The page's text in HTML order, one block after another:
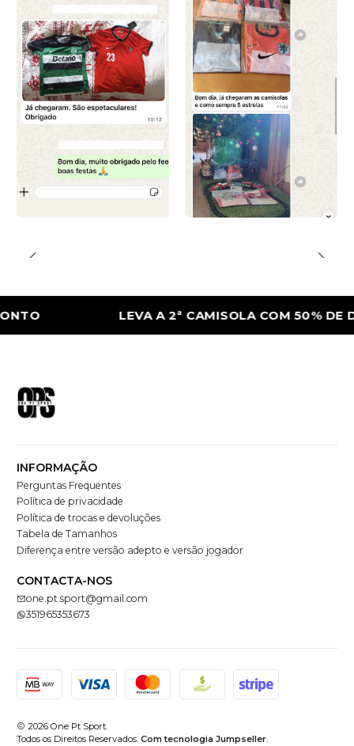
LEVA A 2ª CAMISOLA COM 50% DE
INFORMAÇÃO
Perguntas Frequentes
Política de privacidade
Política de trocas e devoluções
Tabela de Tamanhos
Diferença entre versão adepto e versão jogador
CONTACTA-NOS
one.pt.sport@gmail.com
351965353673
2026 One Pt Sport.
Todos os Direitos Reservados. Com tecnologia Jumpseller.